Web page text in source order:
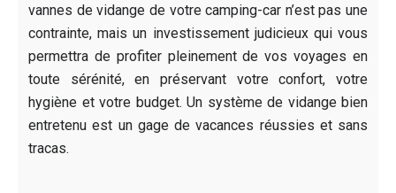
vannes de vidange de votre camping-car n’est pas une
contrainte, mais un investissement judicieux qui vous
permettra de profiter pleinement de vos voyages en
toute sérénité, en préservant votre confort, votre
hygiène et votre budget. Un système de vidange bien
entretenu est un gage de vacances réussies et sans
tracas.